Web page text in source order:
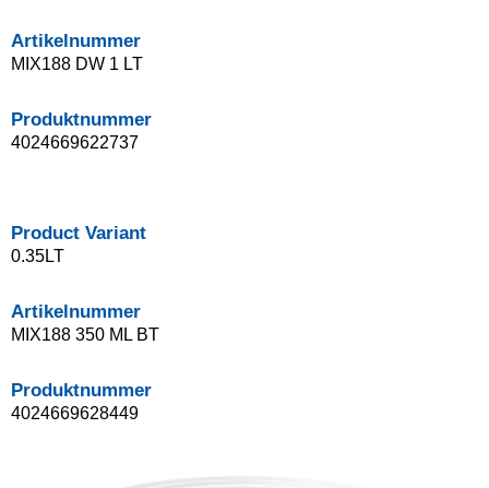
Artikelnummer
MIX188 DW 1 LT
Produktnummer
4024669622737
Product Variant
0.35LT
Artikelnummer
MIX188 350 ML BT
Produktnummer
4024669628449